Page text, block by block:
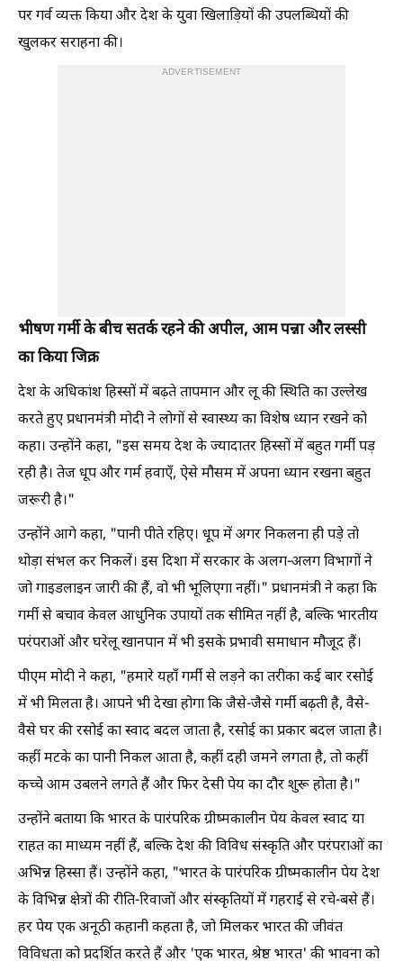
पर गर्व व्यक्त किया और देश के युवा खिलाड़ियों की उपलब्धियों की
खुलकर सराहना की।
ADVERTISEMENT
भीषण गर्मी के बीच सतर्क रहने की अपील, आम पन्ना और लस्सी
का किया जिक्र
देश के अधिकांश हिस्सों में बढ़ते तापमान और लू की स्थिति का उल्लेख
करते हुए प्रधानमंत्री मोदी ने लोगों से स्वास्थ्य का विशेष ध्यान रखने को
कहा। उन्होंने कहा, "इस समय देश के ज्यादातर हिस्सों में बहुत गर्मी पड़
रही है। तेज धूप और गर्म हवाएँ, ऐसे मौसम में अपना ध्यान रखना बहुत
जरूरी है।"
उन्होंने आगे कहा, "पानी पीते रहिए। धूप में अगर निकलना ही पड़े तो
थोड़ा संभल कर निकलें। इस दिशा में सरकार के अलग-अलग विभागों ने
जो गाइडलाइन जारी की हैं, वो भी भूलिएगा नहीं।" प्रधानमंत्री ने कहा कि
गर्मी से बचाव केवल आधुनिक उपायों तक सीमित नहीं है, बल्कि भारतीय
परंपराओं और घरेलू खानपान में भी इसके प्रभावी समाधान मौजूद हैं।
पीएम मोदी ने कहा, "हमारे यहाँ गर्मी से लड़ने का तरीका कई बार रसोई
में भी मिलता है। आपने भी देखा होगा कि जैसे-जैसे गर्मी बढ़ती है, वैसे-
वैसे घर की रसोई का स्वाद बदल जाता है, रसोई का प्रकार बदल जाता है।
कहीं मटके का पानी निकल आता है, कहीं दही जमने लगता है, तो कहीं
कच्चे आम उबलने लगते हैं और फिर देसी पेय का दौर शुरू होता है।"
उन्होंने बताया कि भारत के पारंपरिक ग्रीष्मकालीन पेय केवल स्वाद या
राहत का माध्यम नहीं हैं, बल्कि देश की विविध संस्कृति और परंपराओं का
अभिन्न हिस्सा हैं। उन्होंने कहा, "भारत के पारंपरिक ग्रीष्मकालीन पेय देश
के विभिन्न क्षेत्रों की रीति-रिवाजों और संस्कृतियों में गहराई से रचे-बसे हैं।
हर पेय एक अनूठी कहानी कहता है, जो मिलकर भारत की जीवंत
विविधता को प्रदर्शित करते हैं और 'एक भारत, श्रेष्ठ भारत' की भावना को